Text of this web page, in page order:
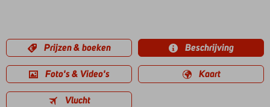
Prijzen & boeken Beschrijving
Foto's & Video's Kaart
Vlucht